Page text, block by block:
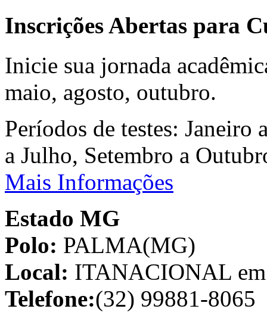
Inscrições Abertas para
Inicie sua jornada
maio, agosto, outubro.
Períodos de testes:
a Julho, Setembro a
Mais Informações
Estado MG
Polo: PALMA(MG)
Local: ITANACIONAL
Telefone:(32) 99881-8065